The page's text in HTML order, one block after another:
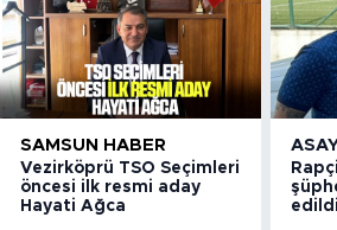
SAMSUN HABER
Vezirköprü TSO Seçimleri
öncesi ilk resmi aday
Hayati Ağca
edildi